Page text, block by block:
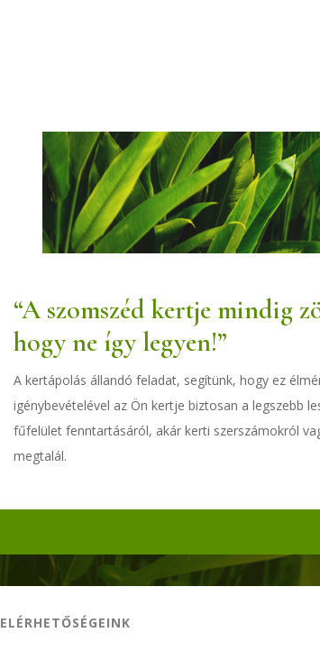
“A szomszéd kertje mindig
hogy ne így legyen!”
A kertápolás állandó feladat, segítünk, hogy ez
igénybevételével az Ön kertje biztosan a legszebb
fűfelület fenntartásáról, akár kerti szerszámokról
megtalál.
ELÉRHETŐSÉGEINK